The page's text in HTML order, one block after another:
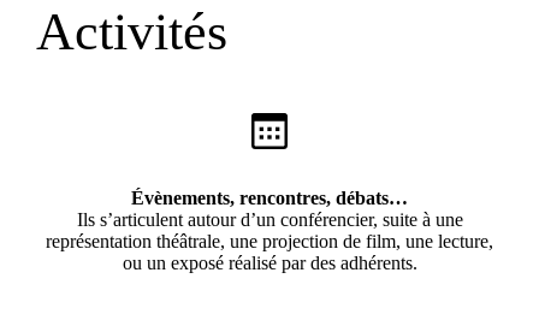
Activités
Évènements, rencontres, débats…
Ils s’articulent autour d’un conférencier, suite à une
représentation théâtrale, une projection de film, une lecture,
ou un exposé réalisé par des adhérents.